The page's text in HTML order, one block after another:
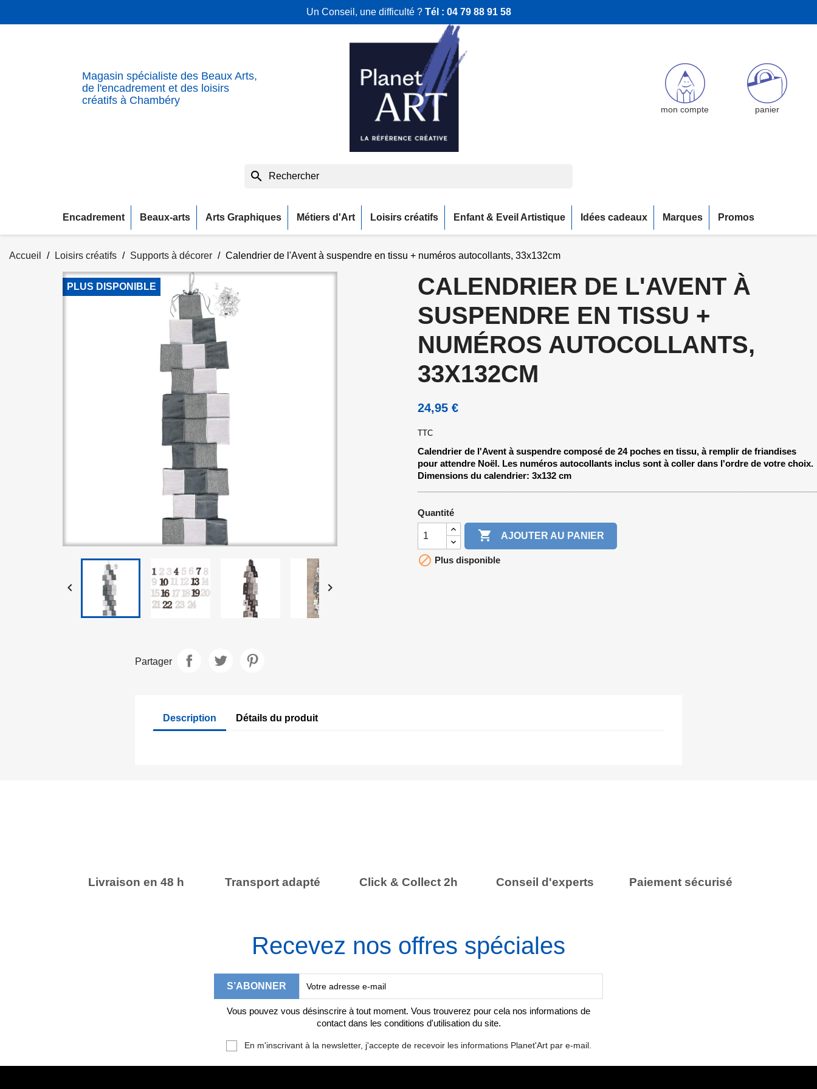
Un Conseil, une difficulté ? Tél : 04 79 88 91 58
Magasin spécialiste des Beaux Arts,
de l'encadrement et des loisirs
créatifs à Chambéry
mon compte panier
search
Encadrement Beaux-arts Arts Graphiques Métiers d'Art Loisirs créatifs Enfant & Eveil Artistique Idées cadeaux Marques Promos
Accueil Loisirs créatifs Supports à décorer Calendrier de l'Avent à suspendre en tissu + numéros autocollants, 33x132cm
PLUS DISPONIBLE
 
CALENDRIER DE L'AVENT À
SUSPENDRE EN TISSU +
NUMÉROS AUTOCOLLANTS,
33X132CM
24,95 €
TTC
Calendrier de l'Avent à suspendre composé de 24 poches en tissu, à remplir de friandises
pour attendre Noël. Les numéros autocollants inclus sont à coller dans l'ordre de votre choix.
Dimensions du calendrier: 3x132 cm
Quantité
 AJOUTER AU PANIER
 Plus disponible
Partager
Description Détails du produit
Livraison en 48 h Transport adapté Click & Collect 2h Conseil d'experts Paiement sécurisé
Recevez nos offres spéciales
Vous pouvez vous désinscrire à tout moment. Vous trouverez pour cela nos informations de
contact dans les conditions d'utilisation du site.
En m'inscrivant à la newsletter, j'accepte de recevoir les informations Planet'Art par e-mail.